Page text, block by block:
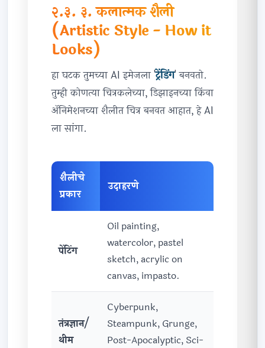
२.३. ३. कलात्मक शैली
(Artistic Style - How it
Looks)
हा घटक तुमच्या AI इमेजला 'ट्रेंडिंग' बनवतो.
तुम्ही कोणत्या चित्रकलेच्या, डिझाइनच्या किंवा
ॲनिमेशनच्या शैलीत चित्र बनवत आहात, हे AI
ला सांगा.
शैलीचे
प्रकार
उदाहरणे
पेंटिंग
Oil painting,
watercolor, pastel
sketch, acrylic on
canvas, impasto.
तंत्रज्ञान/
थीम
Cyberpunk,
Steampunk, Grunge,
Post-Apocalyptic, Sci-